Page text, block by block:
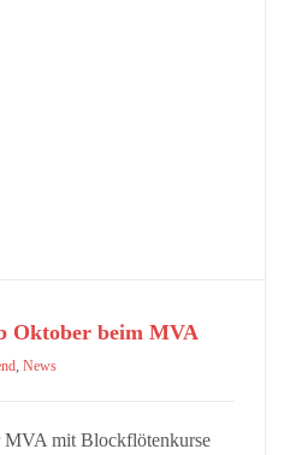
Oktober beim MVA
News
MVA mit Blockflötenkurse